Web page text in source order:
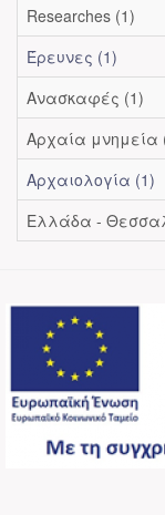
Researches (1)
Έρευνες (1)
Ανασκαφές (1)
Αρχαία μνημεία
Αρχαιολογία (1)
Ελλάδα -